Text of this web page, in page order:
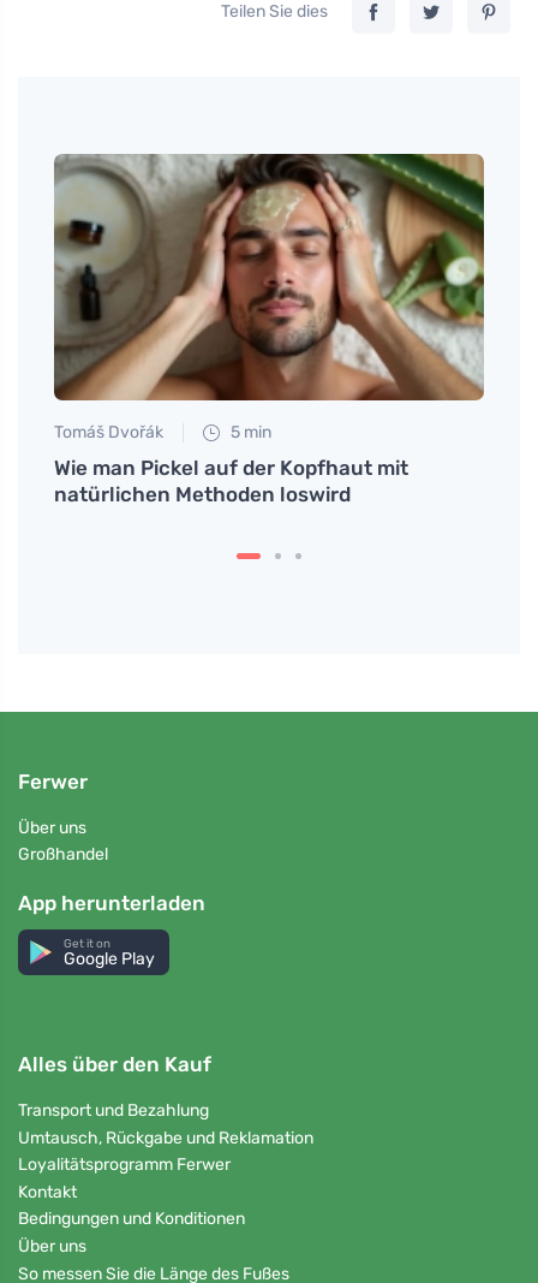
Teilen Sie dies
Tomáš Dvořák 5 min
Wie man Pickel auf der Kopfhaut mit
natürlichen Methoden loswird
Ferwer
Über uns
Großhandel
App herunterladen
Get it on
Google Play
Alles über den Kauf
Transport und Bezahlung
Umtausch, Rückgabe und Reklamation
Loyalitätsprogramm Ferwer
Kontakt
Bedingungen und Konditionen
Über uns
So messen Sie die Länge des Fußes